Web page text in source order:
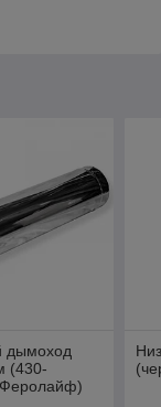
дымоход
(430-